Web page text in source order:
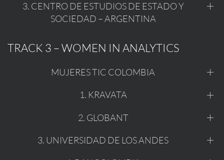
3. CENTRO DE ESTUDIOS DE ESTADO Y
SOCIEDAD – ARGENTINA
TRACK 3 – WOMEN IN ANALYTICS
MUJERES TIC COLOMBIA
1. KRAVATA
2. GLOBANT
3. UNIVERSIDAD DE LOS ANDES